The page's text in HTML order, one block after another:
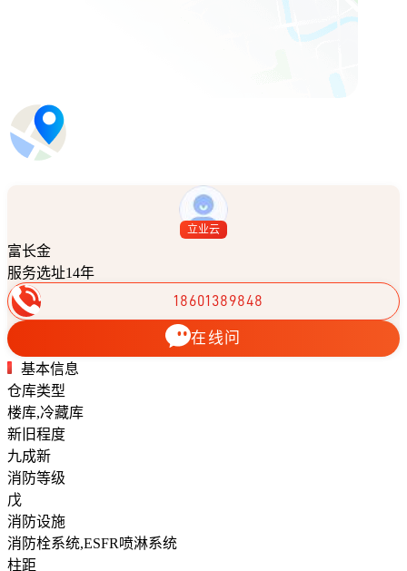
立业云
富长金
服务选址14年
18601389848
在线问
基本信息
仓库类型
楼库,冷藏库
新旧程度
九成新
消防等级
戊
消防设施
消防栓系统,ESFR喷淋系统
柱距